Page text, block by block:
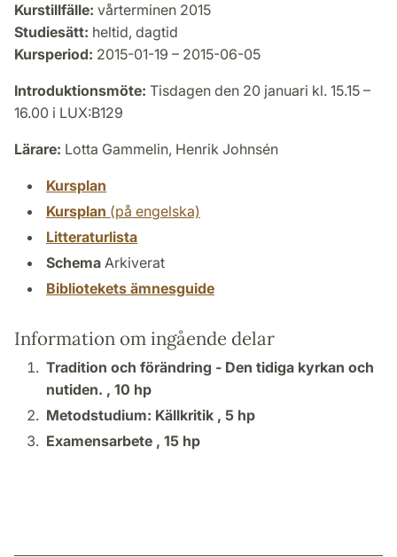
Kurstillfälle: vårterminen 2015
Studiesätt: heltid, dagtid
Kursperiod: 2015-01-19 – 2015-06-05
Introduktionsmöte: Tisdagen den 20 januari kl. 15.15 –
16.00 i LUX:B129
Lärare: Lotta Gammelin, Henrik Johnsén
Kursplan
Kursplan (på engelska)
Litteraturlista
Schema Arkiverat
Bibliotekets ämnesguide
Information om ingående delar
Tradition och förändring - Den tidiga kyrkan och
nutiden. , 10 hp
Metodstudium: Källkritik , 5 hp
Examensarbete , 15 hp